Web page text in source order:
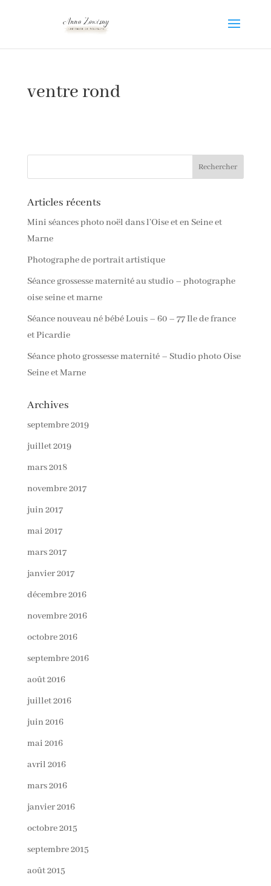
ventre rond
Articles récents
Mini séances photo noël dans l’Oise et en Seine et
Marne
Photographe de portrait artistique
Séance grossesse maternité au studio – photographe
oise seine et marne
Séance nouveau né bébé Louis – 60 – 77 Ile de france
et Picardie
Séance photo grossesse maternité – Studio photo Oise
Seine et Marne
Archives
septembre 2019
juillet 2019
mars 2018
novembre 2017
juin 2017
mai 2017
mars 2017
janvier 2017
décembre 2016
novembre 2016
octobre 2016
septembre 2016
août 2016
juillet 2016
juin 2016
mai 2016
avril 2016
mars 2016
janvier 2016
octobre 2015
septembre 2015
août 2015